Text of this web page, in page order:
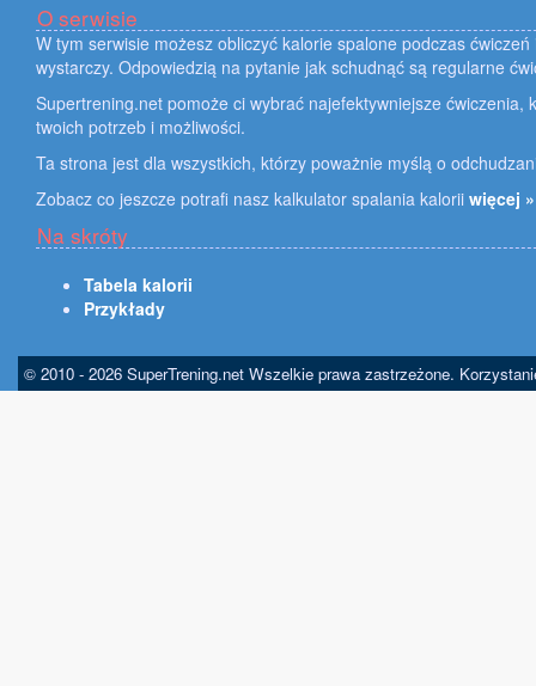
O serwisie
W tym serwisie możesz obliczyć kalorie spalone podczas
wystarczy. Odpowiedzią na pytanie jak schudnąć są regularne
Supertrening.net pomoże ci wybrać najefektywniejsze
twoich potrzeb i możliwości.
Ta strona jest dla wszystkich, którzy poważnie myślą o
Zobacz co jeszcze potrafi nasz kalkulator spalania kalorii więcej »
Na skróty
Tabela kalorii
Przykłady
© 2010 - 2026 SuperTrening.net Wszelkie prawa zastrzeżone.